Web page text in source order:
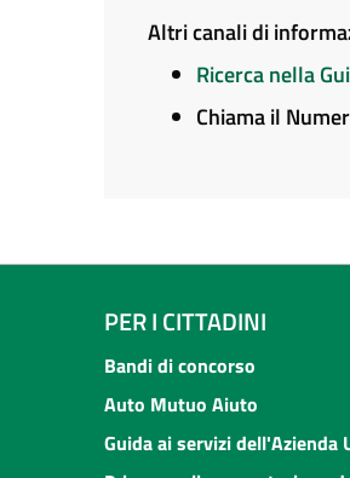
Altri canali di
Ricerca nella
Chiama il
PER I CITTADINI
Bandi di concorso
Auto Mutuo Aiuto
Guida ai servizi dell'Azienda